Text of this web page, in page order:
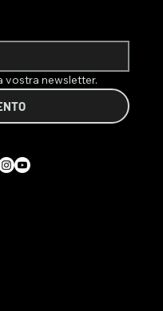
vostra newsletter.